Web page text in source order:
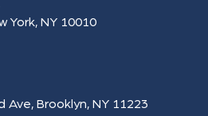
York, NY 10010
Ave, Brooklyn, NY 11223